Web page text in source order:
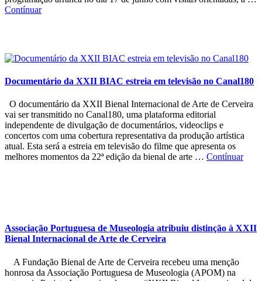
Contínuar
Documentário da XXII BIAC estreia em televisão no Canal180
O documentário da XXII Bienal Internacional de Arte de Cerveira
vai ser transmitido no Canal180, uma plataforma editorial
independente de divulgação de documentários, videoclips e
concertos com uma cobertura representativa da produção artística
atual. Esta será a estreia em televisão do filme que apresenta os
melhores momentos da 22ª edição da bienal de arte … Contínuar
Associação Portuguesa de Museologia atribuiu distinção à XXII
Bienal Internacional de Arte de Cerveira
A Fundação Bienal de Arte de Cerveira recebeu uma menção
honrosa da Associação Portuguesa de Museologia (APOM) na